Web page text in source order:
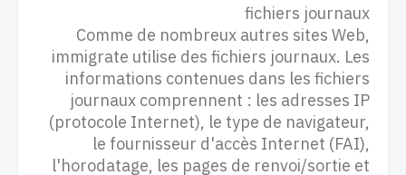
fichiers journaux
Comme de nombreux autres sites Web,
immigrate utilise des fichiers journaux. Les
informations contenues dans les fichiers
journaux comprennent : les adresses IP
(protocole Internet), le type de navigateur,
le fournisseur d'accès Internet (FAI),
l'horodatage, les pages de renvoi/sortie et